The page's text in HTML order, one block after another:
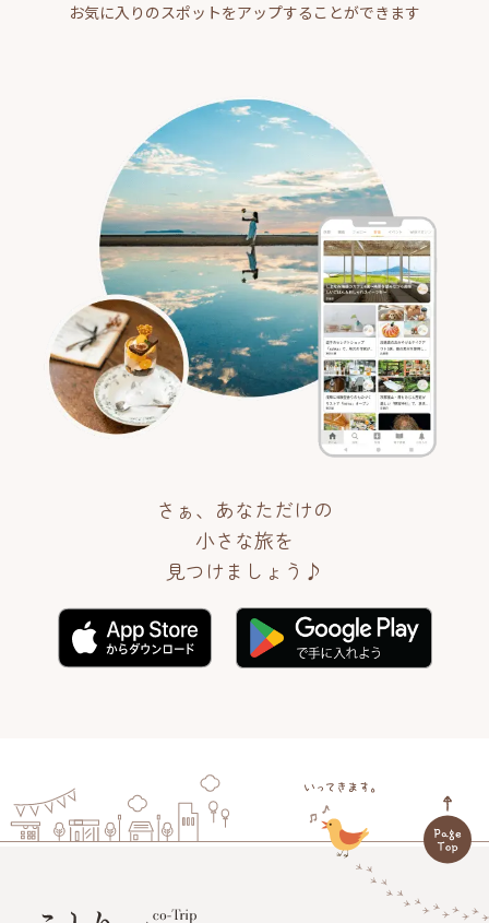
お気に入りのスポットをアップすることができます
さぁ、あなただけの
小さな旅を
見つけましょう♪